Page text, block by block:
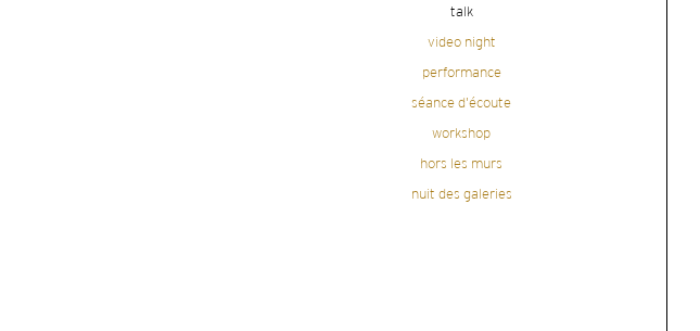
talk
video night
performance
séance d'écoute
workshop
hors les murs
nuit des galeries